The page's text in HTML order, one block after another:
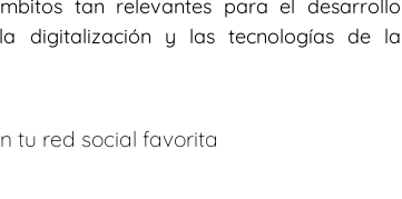
tan relevantes para el desarrollo
digitalización y las tecnologías de la
tu red social favorita